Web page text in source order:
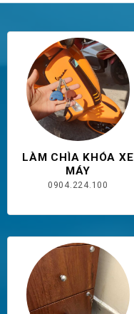
LÀM CHÌA KHÓA XE
MÁY
0904.224.100